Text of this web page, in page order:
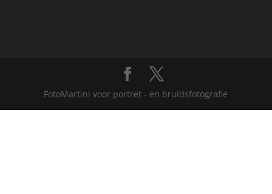
FotoMartini voor portret - en bruidsfotografie